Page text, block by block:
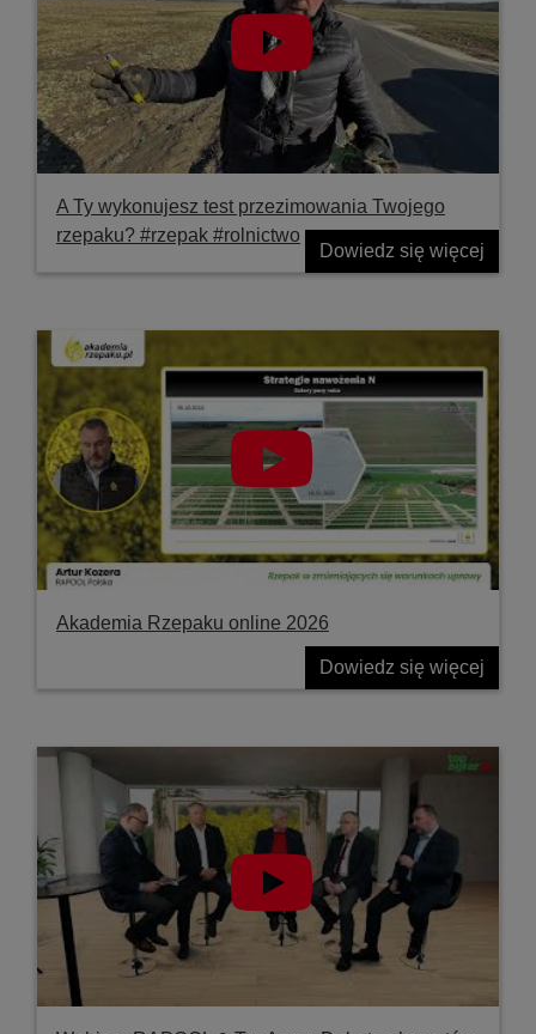
A Ty wykonujesz test przezimowania Twojego
rzepaku? #rzepak #rolnictwo
Dowiedz się więcej
Akademia Rzepaku online 2026
Dowiedz się więcej